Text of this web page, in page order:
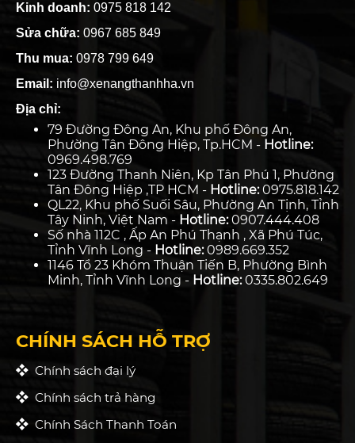
Kinh doanh: 0975 818 142
Sửa chữa: 0967 685 849
Thu mua: 0978 799 649
Email: info@xenangthanhha.vn
Địa chỉ:
79 Đường Đông An, Khu phố Đông An,
Phường Tân Đông Hiệp, Tp.HCM - Hotline:
0969.498.769
123 Đường Thanh Niên, Kp Tân Phú 1, Phường
Tân Đông Hiệp ,TP HCM - Hotline:0975.818.142
QL22, Khu phố Suối Sâu, Phường An Tịnh, Tỉnh
Tây Ninh, Việt Nam - Hotline:0907.444.408
Số nhà 112C , Ấp An Phú Thạnh , Xã Phú Túc,
Tỉnh Vĩnh Long - Hotline:0989.669.352
1146 Tổ 23 Khóm Thuận Tiến B, Phường Bình
Minh, Tỉnh Vĩnh Long - Hotline:0335.802.649
CHÍNH SÁCH HỖ TRỢ
Chính sách đại lý
Chính sách trả hàng
Chính Sách Thanh Toán